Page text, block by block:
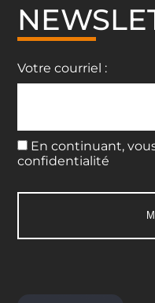
Votre courriel :
En continuant,
confidentialité